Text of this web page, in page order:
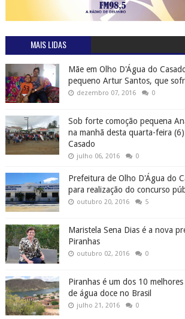
MAIS LIDAS
Mãe em Olho D'Água do
pequeno Artur Santos, que
dezembro 07, 2016 0
Sob forte comoção pequena
na manhã desta quarta-feira
Casado
julho 06, 2016 0
Prefeitura de Olho D'Água do
para realização do concurso
outubro 20, 2016 5
Maristela Sena Dias é a nova
Piranhas
outubro 02, 2016 0
Piranhas é um dos 10
de água doce no Brasil
julho 21, 2016 0